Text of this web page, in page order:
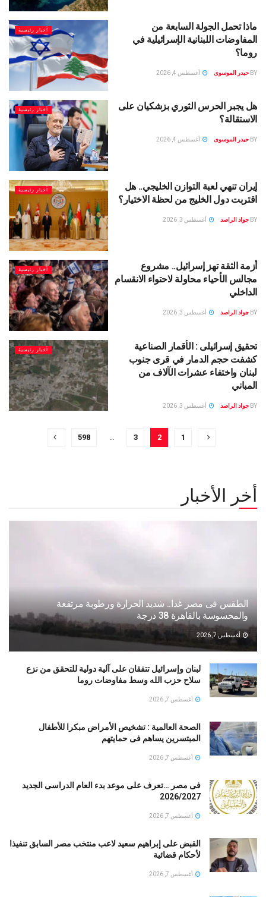
أخبار رئيسية
ماذا تحمل الجولة السابعة من
المفاوضات اللبنانية الإسرائيلية في
روما؟
BY حيدر الموسوى أغسطس 4, 2026
أخبار رئيسية
هل يجبر الحرس الثوري بزشكيان على
الاستقالة؟
BY حيدر الموسوى أغسطس 4, 2026
أخبار رئيسية
إيران تنهي لعبة التوازن الخليجي.. هل
اقتربت دول الخليج من لحظة الاختيار؟
BY جواد الراصد أغسطس 3, 2026
أخبار رئيسية
أزمة الثقة تهز إسرائيل.. مشروع
مجالس الأحياء محاولة لاحتواء الانقسام
الداخلي
BY جواد الراصد أغسطس 3, 2026
أخبار رئيسية
تحقيق إسرائيلى : الأقمار الصناعية
كشفت حجم الدمار في قرى جنوب
لبنان واختفاء عشرات الآلاف من
المباني
BY جواد الراصد أغسطس 3, 2026
1
2
3
598
أخر الأخبار
الطقس فى مصر غدا.. شديد الحرارة ورطوبة مرتفعة
والمحسوسة بالقاهرة 38 درجة
أغسطس 7, 2026
لبنان وإسرائيل تتفقان على آلية دولية للتحقق من نزع
سلاح حزب الله وسط مفاوضات روما
أغسطس 7, 2026
الصحة العالمية : تشخيص الأمراض مبكرا للأطفال
المبتسرين يساهم فى حمايتهم
أغسطس 7, 2026
فى مصر …تعرف على موعد بدء العام الدراسى الجديد
2026/2027
أغسطس 7, 2026
القبض على إبراهيم سعيد لاعب منتخب مصر السابق تنفيذا
لأحكام قضائية
أغسطس 7, 2026